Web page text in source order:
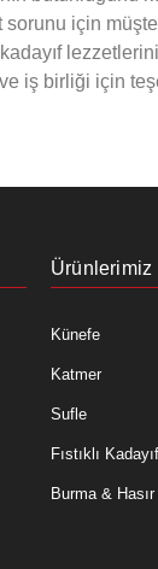
için
iş birliği için
Ürünlerimiz
Künefe
Katmer
Sufle
Fıstıklı Kadayıf
Burma &